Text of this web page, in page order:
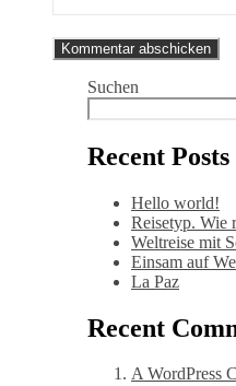
Suchen
Recent Posts
Hello world!
Reisetyp. Wie
Weltreise mit
Einsam auf
La Paz
Recent
A WordPress